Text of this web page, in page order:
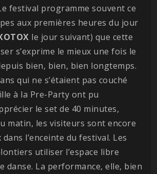
festival programme souvent ce
aux premières heures du jour
le jour suivant) que cette
s’exprime le mieux une fois le
bien, bien, bien longtemps.
qui ne s’étaient pas couché
à la Pre-Party ont pu
le set de 40 minutes,
matin, les visiteurs sont encore
l’enceinte du festival. Les
utiliser l’espace libre
danse. La performance, elle, bien